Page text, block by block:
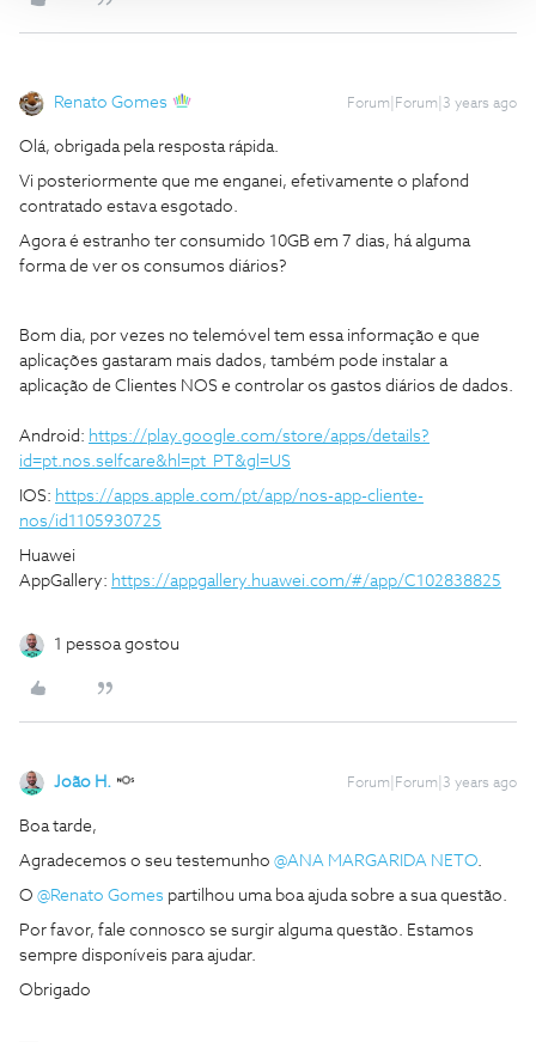
Renato Gomes Forum|Forum|3 years ago
Olá, obrigada pela resposta rápida.
Vi posteriormente que me enganei, efetivamente o plafond
contratado estava esgotado.
Agora é estranho ter consumido 10GB em 7 dias, há alguma
forma de ver os consumos diários?
Bom dia, por vezes no telemóvel tem essa informação e que
aplicações gastaram mais dados, também pode instalar a
aplicação de Clientes NOS e controlar os gastos diários de dados.
Android: https://play.google.com/store/apps/details?
id=pt.nos.selfcare&hl=pt_PT&gl=US
IOS: https://apps.apple.com/pt/app/nos-app-cliente-
nos/id1105930725
Huawei
AppGallery: https://appgallery.huawei.com/#/app/C102838825
1 pessoa gostou
João H. Forum|Forum|3 years ago
Boa tarde,
Agradecemos o seu testemunho @ANA MARGARIDA NETO.
O @Renato Gomes partilhou uma boa ajuda sobre a sua questão.
Por favor, fale connosco se surgir alguma questão. Estamos
sempre disponíveis para ajudar.
Obrigado